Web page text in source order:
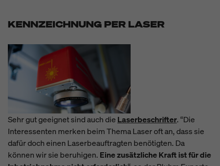
KENNZEICHNUNG PER LASER
Sehr gut geeignet sind auch die Laserbeschrifter. “Die
Interessenten merken beim Thema Laser oft an, dass sie
dafür doch einen Laserbeauftragten benötigten. Da
können wir sie beruhigen. Eine zusätzliche Kraft ist für die